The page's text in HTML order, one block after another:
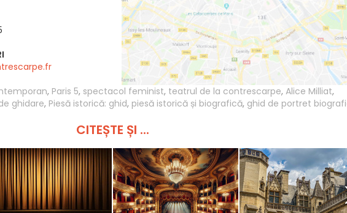
, Paris 5, spectacol feminist, teatrul de la contrescarpe, Alice Milliat,
ghidare, Piesă istorică: ghid, piesă istorică și biografică, ghid de portret
CITEȘTE ȘI ...